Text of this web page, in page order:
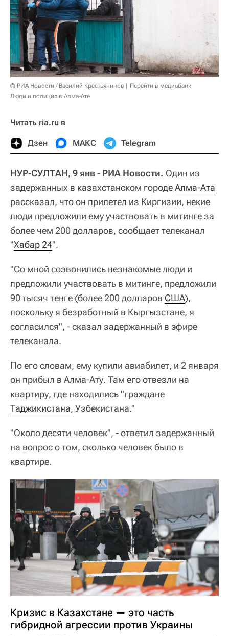
© РИА Новости / Василий Крестьянинов
Перейти в медиабанк
Люди и полиция в Алма-Ате
Читать ria.ru в
Дзен МАКС Telegram
НУР-СУЛТАН, 9 янв - РИА Новости. Один из
задержанных в казахстанском городеАлма-Ата
рассказал, что он прилетел из Киргизии, некие
люди предложили ему участвовать в митинге за
более чем 200 долларов, сообщает телеканал
"Хабар 24".
"Со мной созвонились незнакомые люди и
предложили участвовать в митинге, предложили
90 тысяч тенге (более 200 долларов США),
поскольку я безработный в Кыргызстане, я
согласился", - сказал задержанный в эфире
телеканала.
По его словам, ему купили авиабилет, и 2 января
он прибыл в Алма-Ату. Там его отвезли на
квартиру, где находились "граждане
Таджикистана, Узбекистана."
"Около десяти человек", - ответил задержанный
на вопрос о том, сколько человек было в
квартире.
Кризис в Казахстане — это часть
гибридной агрессии против Украины